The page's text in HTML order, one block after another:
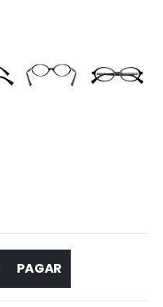
PAGAR